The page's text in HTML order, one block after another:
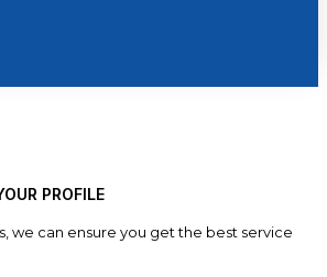
PROFILE
we can ensure you get the best service